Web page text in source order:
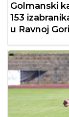
Golmanski
153
u Ravnoj Gori